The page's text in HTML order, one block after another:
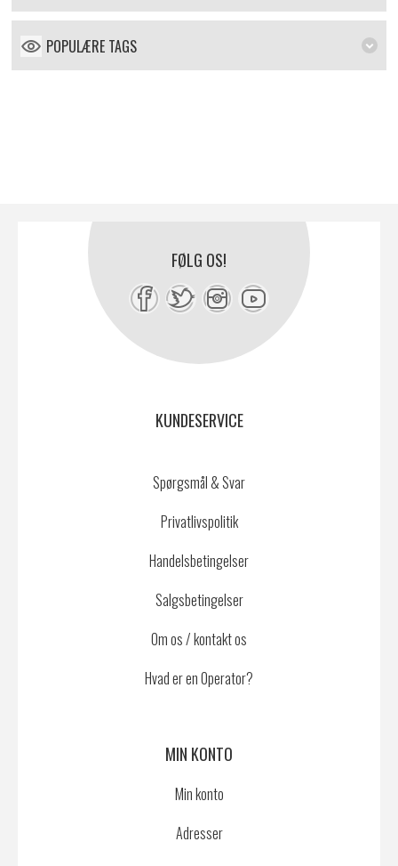
POPULÆRE TAGS
FØLG OS!
KUNDESERVICE
Spørgsmål & Svar
Privatlivspolitik
Handelsbetingelser
Salgsbetingelser
Om os / kontakt os
Hvad er en Operator?
MIN KONTO
Min konto
Adresser